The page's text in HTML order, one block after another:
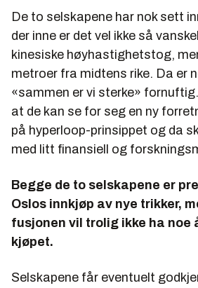
De to selskapene har nok sett
der inne er det vel ikke så
kinesiske høyhastighetstog,
metroer fra midtens rike. Da er
«sammen er vi sterke»
at de kan se for seg en ny
på hyperloop-prinsippet og da
med litt finansiell og
Begge de to selskapene er
Oslos innkjøp av nye trikker,
fusjonen vil trolig ikke ha noe
kjøpet.
Selskapene får eventuelt